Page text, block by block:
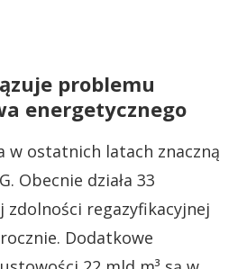
problemu
energetycznego
w ostatnich latach znaczną
Obecnie działa 33
zdolności regazyfikacyjnej
Dodatkowe